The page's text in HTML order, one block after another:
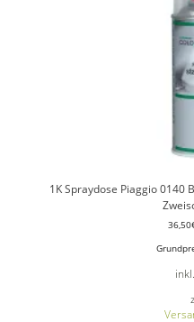
1K Spraydose Piaggio 0140
36,50